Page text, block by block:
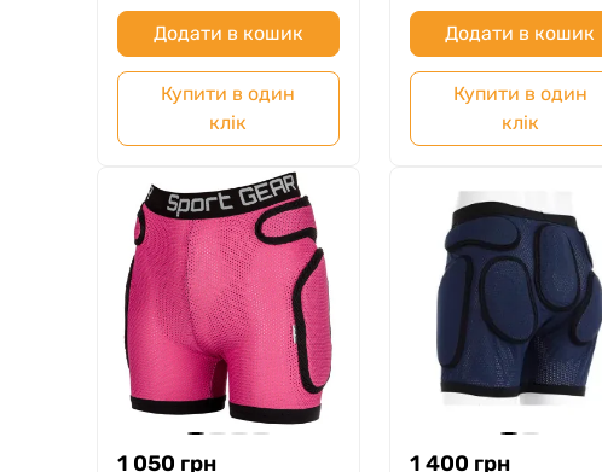
Додати в кошик
Купити в один
клік
Додати в кошик
Купити в один
клік
1 050 грн 1 400 грн